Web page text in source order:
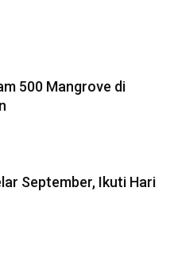
500 Mangrove di
September, Ikuti Hari